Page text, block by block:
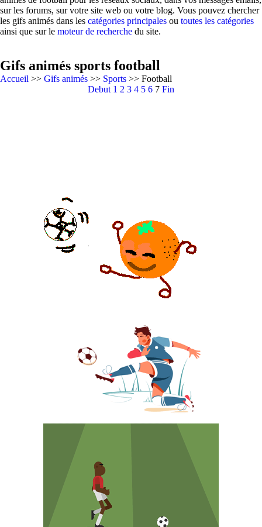
sur les forums, sur votre site web ou votre blog. Vous pouvez chercher
les gifs animés dans les catégories principales ou toutes les catégories
ainsi que sur le moteur de recherche du site.
Gifs animés sports football
Accueil >> Gifs animés >> Sports >> Football
Debut 1 2 3 4 5 6 7 Fin